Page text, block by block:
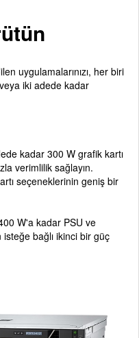
uygulamalarınızı, her biri
iki adede kadar
kadar 300 W grafik kartı
verimlilik sağlayın.
seçeneklerinin geniş bir
W'a kadar PSU ve
bağlı ikinci bir güç